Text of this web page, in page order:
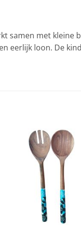
samen met kleine
eerlijk loon. De